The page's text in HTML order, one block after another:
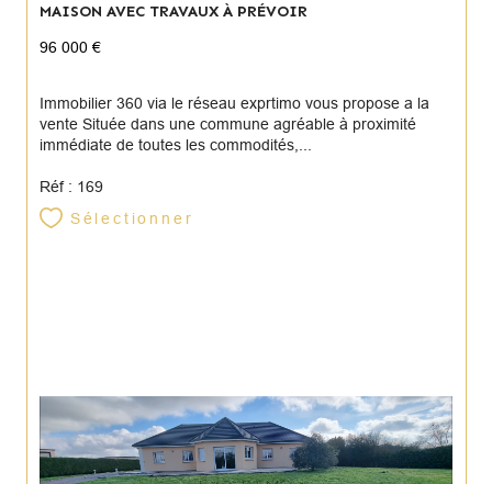
MAISON AVEC TRAVAUX À PRÉVOIR
96 000 €
Immobilier 360 via le réseau exprtimo vous propose a la
vente Située dans une commune agréable à proximité
immédiate de toutes les commodités,...
Réf : 169
Sélectionner